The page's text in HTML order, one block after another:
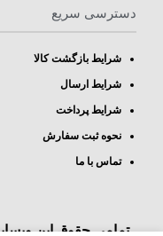
دسترسی سریع
شرایط بازگشت کالا
شرایط ارسال
شرایط پرداخت
نحوه ثبت سفارش
تماس با ما
تمامی حقوق این